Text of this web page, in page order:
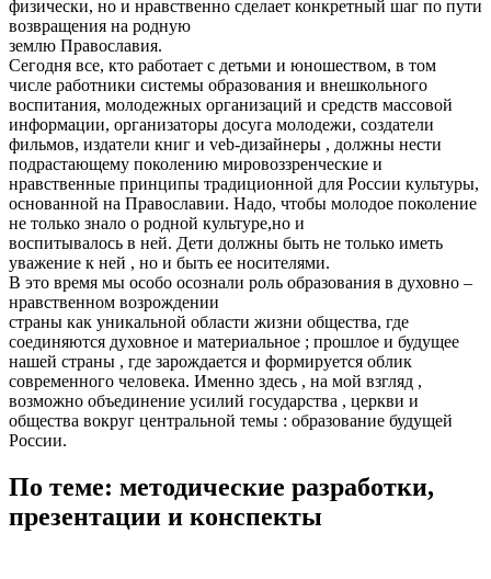
физически, но и нравственно сделает конкретный шаг по пути
возвращения на родную
землю Православия.
Сегодня все, кто работает с детьми и юношеством, в том
числе работники системы образования и внешкольного
воспитания, молодежных организаций и средств массовой
информации, организаторы досуга молодежи, создатели
фильмов, издатели книг и veb-дизайнеры , должны нести
подрастающему поколению мировоззренческие и
нравственные принципы традиционной для России культуры,
основанной на Православии. Надо, чтобы молодое поколение
не только знало о родной культуре,но и
воспитывалось в ней. Дети должны быть не только иметь
уважение к ней , но и быть ее носителями.
В это время мы особо осознали роль образования в духовно –
нравственном возрождении
страны как уникальной области жизни общества, где
соединяются духовное и материальное ; прошлое и будущее
нашей страны , где зарождается и формируется облик
современного человека. Именно здесь , на мой взгляд ,
возможно объединение усилий государства , церкви и
общества вокруг центральной темы : образование будущей
России.
По теме: методические разработки,
презентации и конспекты